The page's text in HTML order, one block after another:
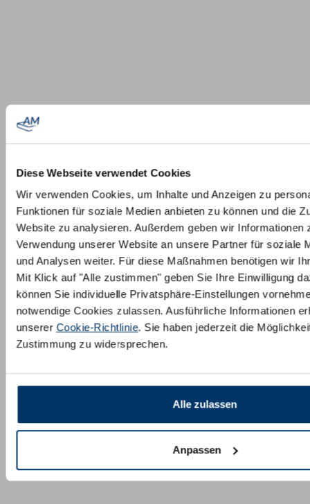
Diese Webseite verwendet Cookies
Wir verwenden Cookies, um Inhalte und Anzeigen zu
Funktionen für soziale Medien anbieten zu können und die
Website zu analysieren. Außerdem geben wir Informationen
Verwendung unserer Website an unsere Partner für soziale
und Analysen weiter. Für diese Maßnahmen benötigen wir
Mit Klick auf "Alle zustimmen" geben Sie Ihre Einwilligung
können Sie individuelle Privatsphäre-Einstellungen
notwendige Cookies zulassen. Ausführliche Informationen
unserer Cookie-Richtlinie. Sie haben jederzeit die
Zustimmung zu widersprechen.
Alle zulassen
Anpassen